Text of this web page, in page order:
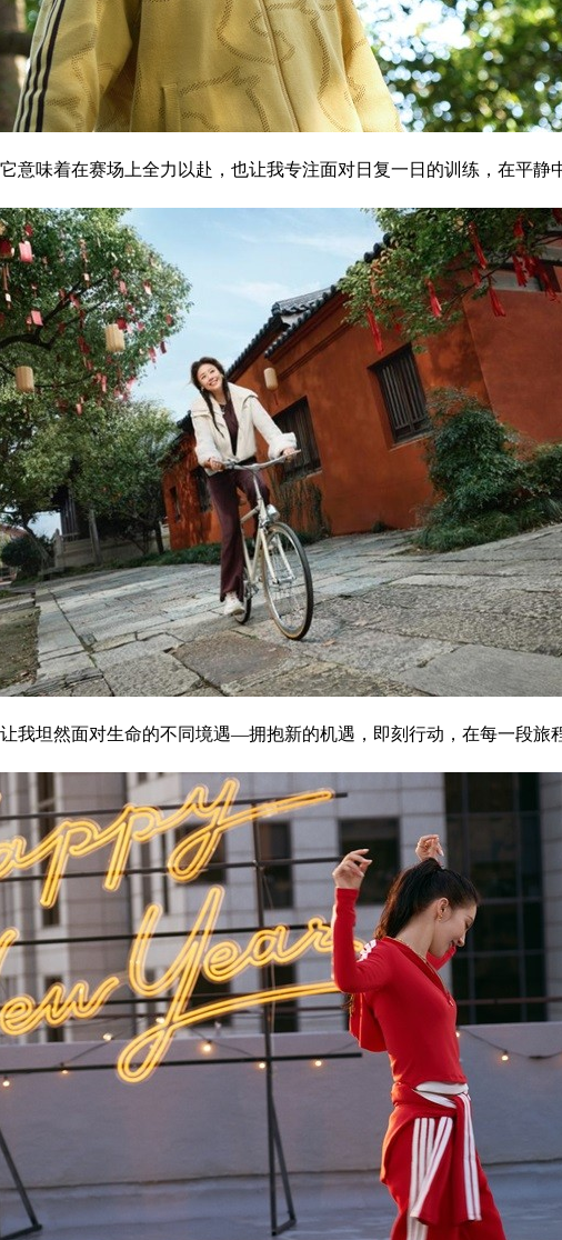
意味着在赛场上全力以赴，也让我专注面对日复一日的训练，在平静
我坦然面对生命的不同境遇—拥抱新的机遇，即刻行动，在每一段旅